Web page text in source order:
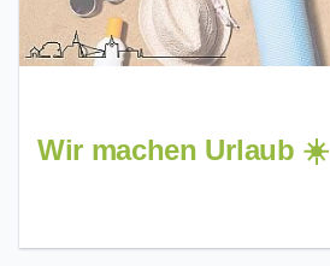
Wir machen Urlaub ☀️